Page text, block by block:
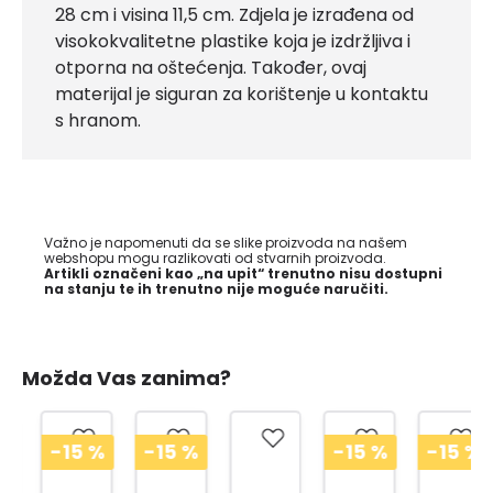
28 cm i visina 11,5 cm. Zdjela je izrađena od
visokokvalitetne plastike koja je izdržljiva i
otporna na oštećenja. Također, ovaj
materijal je siguran za korištenje u kontaktu
s hranom.
Važno je napomenuti da se slike proizvoda na našem
webshopu mogu razlikovati od stvarnih proizvoda.
Artikli označeni kao „na upit“ trenutno nisu dostupni
na stanju te ih trenutno nije moguće naručiti.
Možda Vas zanima?
-15% -15 % -15% -15%